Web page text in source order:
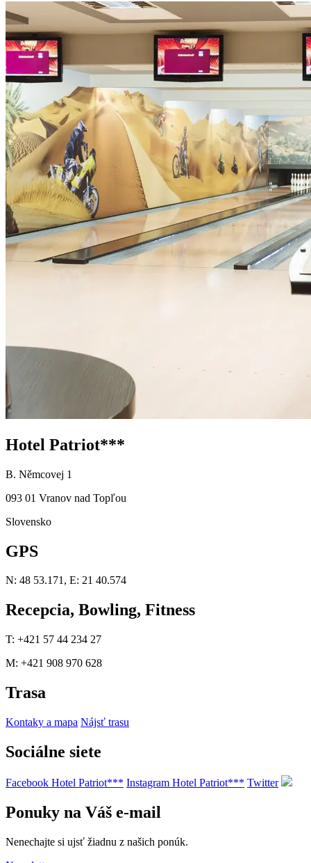
Hotel Patriot***
B. Němcovej 1
093 01 Vranov nad Topľou
Slovensko
GPS
N: 48 53.171, E: 21 40.574
Recepcia, Bowling, Fitness
T: +421 57 44 234 27
M: +421 908 970 628
Trasa
Kontaky a mapa Nájsť trasu
Sociálne siete
Facebook Hotel Patriot*** Instagram Hotel Patriot*** Twitter
Ponuky na Váš e-mail
Nenechajte si ujsť žiadnu z našich ponúk.